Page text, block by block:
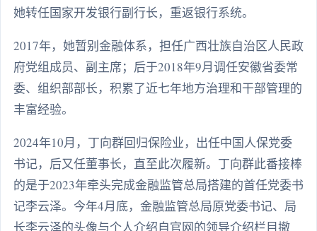
她转任国家开发银行副行长，重返银行系统。
2017年，她暂别金融体系，担任广西壮族自治区人民政
府党组成员、副主席；后于2018年9月调任安徽省委常
委、组织部部长，积累了近七年地方治理和干部管理的
丰富经验。
2024年10月，丁向群回归保险业，出任中国人保党委
书记，后又任董事长，直至此次履新。丁向群此番接棒
的是于2023年牵头完成金融监管总局搭建的首任党委书
记李云泽。今年4月底，金融监管总局原党委书记、局
长李云泽的头像与个人介绍自官网的领导介绍栏目撤